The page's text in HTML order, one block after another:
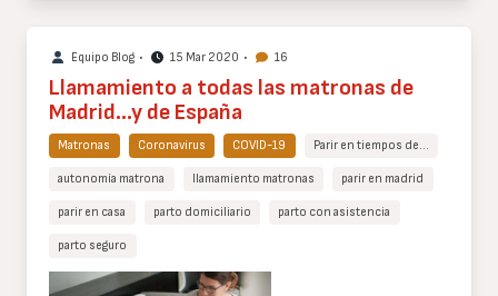
Equipo Blog • 15 Mar 2020 • 16
Llamamiento a todas las matronas de
Madrid...y de España
Matronas Coronavirus COVID-19 Parir en tiempos de…
autonomía matrona llamamiento matronas parir en madrid
parir en casa parto domiciliario parto con asistencia
parto seguro
Cuerpo